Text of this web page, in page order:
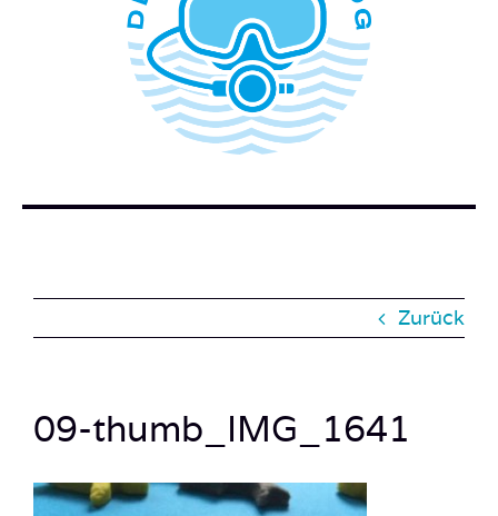
WER STECKT HINTER DEM TAUCHERBLOG?
BUCH BESTELLEN
Zurück
09-thumb_IMG_1641